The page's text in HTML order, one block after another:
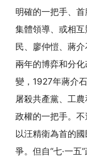
明確的一把手、
集體領導、或相
民、廖仲愷、蔣
兩年的博弈和分
變，1927年蔣介石
屠殺共產黨、工
政權的一把手。不
以汪精衛為首的
爭。但自“七·一五